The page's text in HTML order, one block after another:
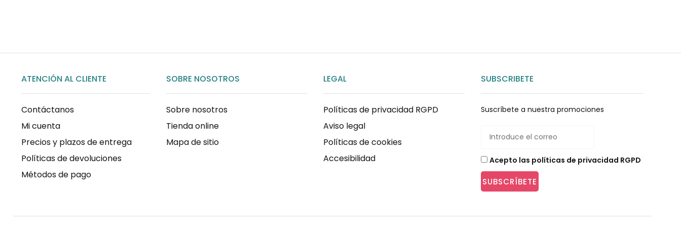
ATENCIÓN AL CLIENTE
Contáctanos
Mi cuenta
Precios y plazos de entrega
Políticas de devoluciones
Métodos de pago
SOBRE NOSOTROS
Sobre nosotros
Tienda online
Mapa de sitio
LEGAL
Políticas de privacidad RGPD
Aviso legal
Políticas de cookies
Accesibilidad
SUBSCRIBETE
Suscríbete a nuestra promociones
Acepto las políticas de privacidad RGPD
SUBSCRÍBETE